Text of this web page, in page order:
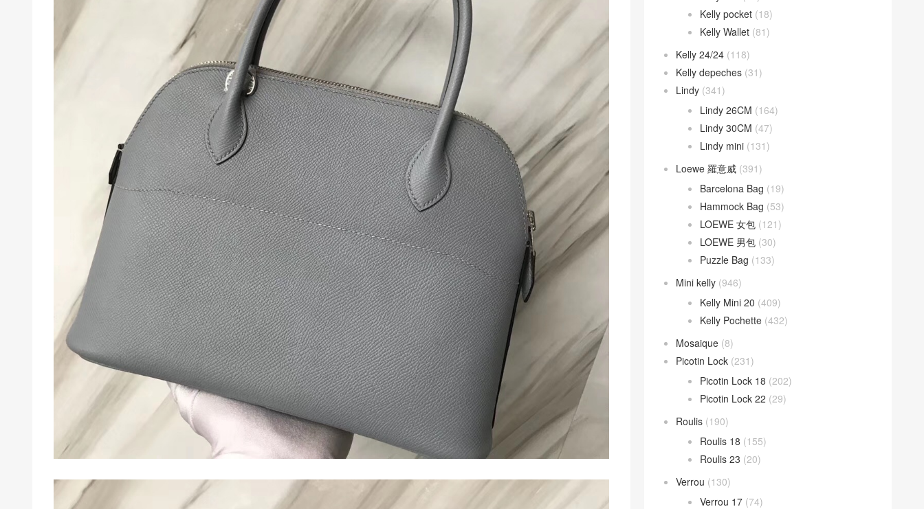
Kelly pocket (18)
Kelly Wallet (81)
Kelly 24/24 (118)
Kelly depeches (31)
Lindy (341)
Lindy 26CM (164)
Lindy 30CM (47)
Lindy mini (131)
Loewe 羅意威 (391)
Barcelona Bag (19)
Hammock Bag (53)
LOEWE 女包 (121)
LOEWE 男包 (30)
Puzzle Bag (133)
Mini kelly (946)
Kelly Mini 20 (409)
Kelly Pochette (432)
Mosaique (8)
Picotin Lock (231)
Picotin Lock 18 (202)
Picotin Lock 22 (29)
Roulis (190)
Roulis 18 (155)
Roulis 23 (20)
Verrou (130)
Verrou 17 (74)